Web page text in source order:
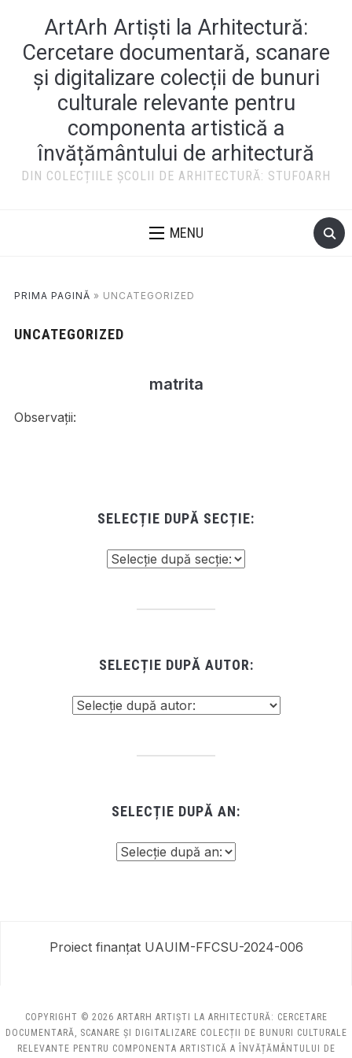
ArtArh Artiști la Arhitectură:
Cercetare documentară, scanare
și digitalizare colecții de bunuri
culturale relevante pentru
componenta artistică a
învățământului de arhitectură
DIN COLECȚIILE ȘCOLII DE ARHITECTURĂ: STUFOARH
MENU
PRIMA PAGINĂ » UNCATEGORIZED
UNCATEGORIZED
matrita
Observații:
SELECȚIE DUPĂ SECȚIE:
SELECȚIE DUPĂ AUTOR:
SELECȚIE DUPĂ AN:
Proiect finanțat UAUIM-FFCSU-2024-006
COPYRIGHT © 2026 ARTARH ARTIȘTI LA ARHITECTURĂ: CERCETARE
DOCUMENTARĂ, SCANARE ȘI DIGITALIZARE COLECȚII DE BUNURI CULTURALE
RELEVANTE PENTRU COMPONENTA ARTISTICĂ A ÎNVĂȚĂMÂNTULUI DE